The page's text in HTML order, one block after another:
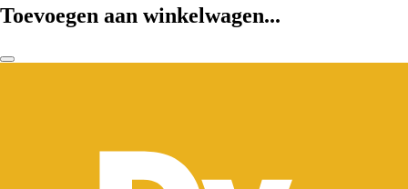
Toevoegen aan winkelwagen...